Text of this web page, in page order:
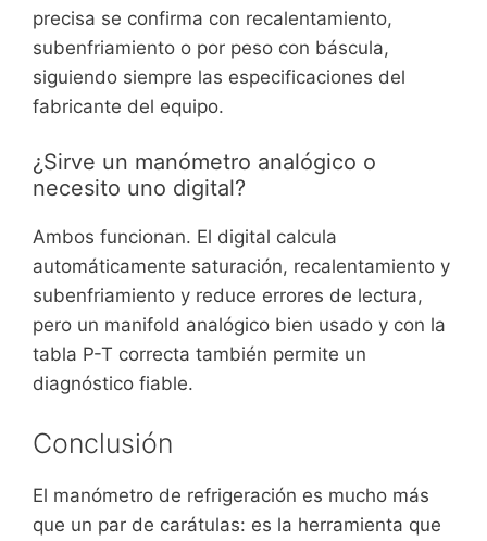
precisa se confirma con recalentamiento,
subenfriamiento o por peso con báscula,
siguiendo siempre las especificaciones del
fabricante del equipo.
¿Sirve un manómetro analógico o
necesito uno digital?
Ambos funcionan. El digital calcula
automáticamente saturación, recalentamiento y
subenfriamiento y reduce errores de lectura,
pero un manifold analógico bien usado y con la
tabla P-T correcta también permite un
diagnóstico fiable.
Conclusión
El manómetro de refrigeración es mucho más
que un par de carátulas: es la herramienta que